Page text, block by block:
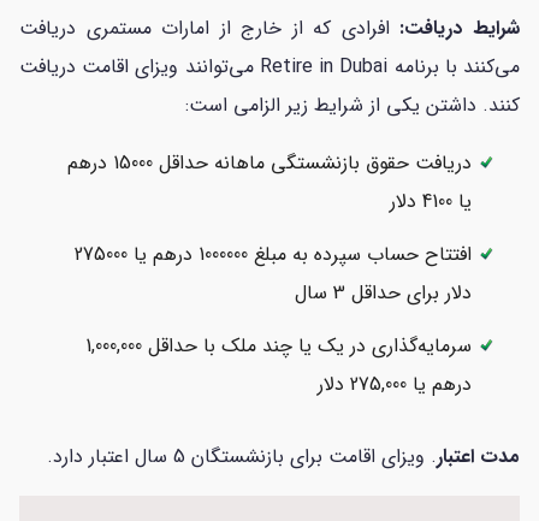
شرایط دریافت: افرادی که از خارج از امارات مستمری دریافت
می‌کنند با برنامه Retire in Dubai می‌توانند ویزای اقامت دریافت
کنند. داشتن یکی از شرایط زیر الزامی است:
دریافت حقوق بازنشستگی ماهانه حداقل 15000 درهم
یا 4100 دلار
افتتاح حساب سپرده به مبلغ 1000000 درهم یا 275000
دلار برای حداقل 3 سال
سرمایه‌گذاری در یک یا چند ملک با حداقل 1,000,000
درهم یا 275,000 دلار
مدت اعتبار. ویزای اقامت برای بازنشستگان 5 سال اعتبار دارد.